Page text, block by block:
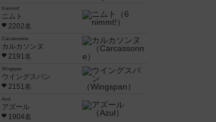
6 nimmt!
ニムト
2202名
Carcassonne
カルカソンヌ
2191名
Wingspan
ウイングスパン
2151名
Azul
アズール
1904名